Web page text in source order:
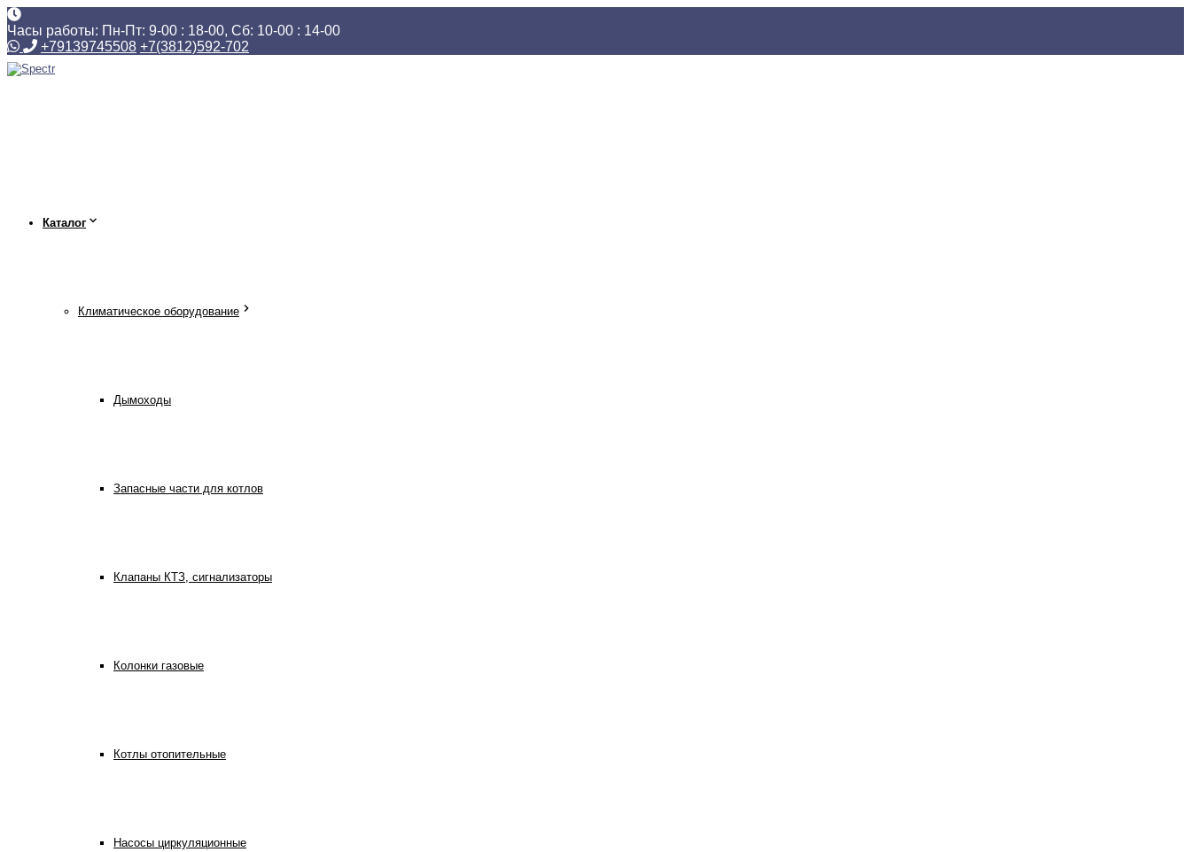
Часы работы: Пн-Пт: 9-00 : 18-00, Сб: 10-00 : 14-00
+79139745508 +7(3812)592-702
Каталог
Климатическое оборудование
Дымоходы
Запасные части для котлов
Клапаны КТЗ, сигнализаторы
Колонки газовые
Котлы отопительные
Насосы циркуляционные